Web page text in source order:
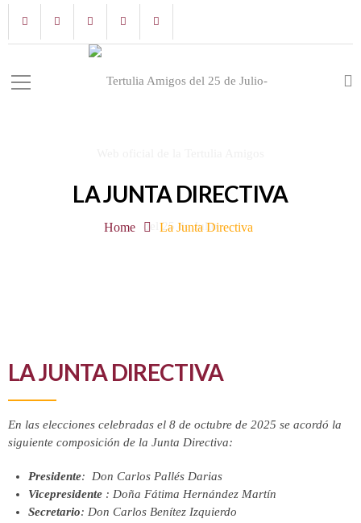
LA JUNTA DIRECTIVA
Home La Junta Directiva
LA JUNTA DIRECTIVA
En las elecciones celebradas el 8 de octubre de 2025 se acordó la
siguiente composición de la Junta Directiva:
Presidente: Don Carlos Pallés Darias
Vicepresidente : Doña Fátima Hernández Martín
Secretario: Don Carlos Benítez Izquierdo